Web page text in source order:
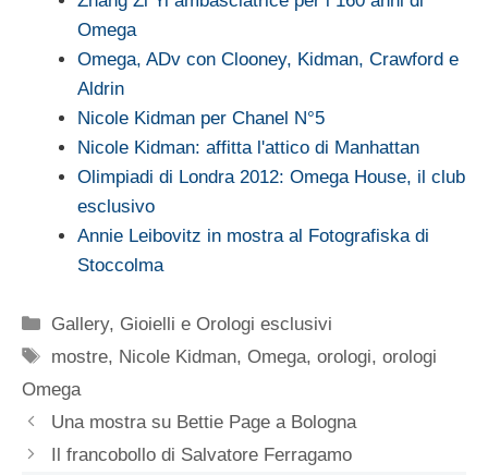
Omega
Omega, ADv con Clooney, Kidman, Crawford e
Aldrin
Nicole Kidman per Chanel N°5
Nicole Kidman: affitta l'attico di Manhattan
Olimpiadi di Londra 2012: Omega House, il club
esclusivo
Annie Leibovitz in mostra al Fotografiska di
Stoccolma
Categorie
Gallery, Gioielli e Orologi esclusivi
Tag
mostre, Nicole Kidman,Omega,orologi,orologi
Omega
Una mostra su Bettie Page a Bologna
Il francobollo di Salvatore Ferragamo